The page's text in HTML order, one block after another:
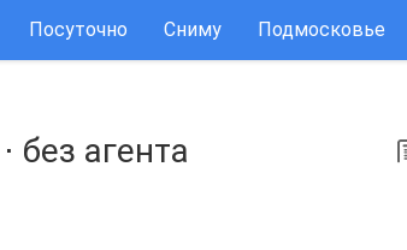
Посуточно Сниму Подмосковье
⋅ без агента